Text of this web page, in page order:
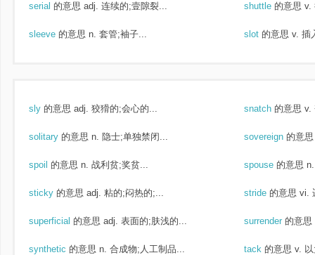
serial 的意思 adj. 连续的;壹隙裂... shuttle 的意思 v.
sleeve 的意思 n. 套管;袖子... slot 的意思 v. 插
sly 的意思 adj. 狡猾的;会心的... snatch 的意思 v.
solitary 的意思 n. 隐士;单独禁闭... sovereign 的意思
spoil 的意思 n. 战利贫;奖贫... spouse 的意思
sticky 的意思 adj. 粘的;闷热的;... stride 的意思 vi.
superficial 的意思 adj. 表面的;肤浅的... surrender 的意思
synthetic 的意思 n. 合成物;人工制品... tack 的意思 v.